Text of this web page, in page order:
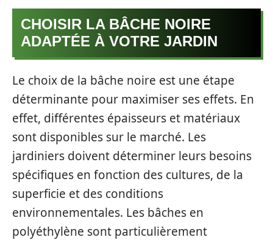
CHOISIR LA BÂCHE NOIRE
ADAPTÉE À VOTRE JARDIN
Le choix de la bâche noire est une étape
déterminante pour maximiser ses effets. En
effet, différentes épaisseurs et matériaux
sont disponibles sur le marché. Les
jardiniers doivent déterminer leurs besoins
spécifiques en fonction des cultures, de la
superficie et des conditions
environnementales. Les bâches en
polyéthylène sont particulièrement